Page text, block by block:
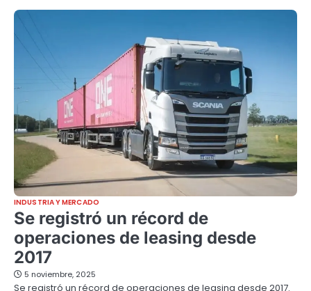
INDUSTRIA Y MERCADO
Se registró un récord de
operaciones de leasing desde
2017
5 noviembre, 2025
Se registró un récord de operaciones de leasing desde 2017.